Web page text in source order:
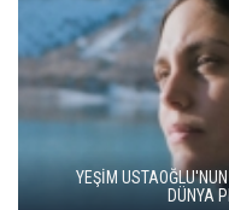
YEŞİM
DÜNYA